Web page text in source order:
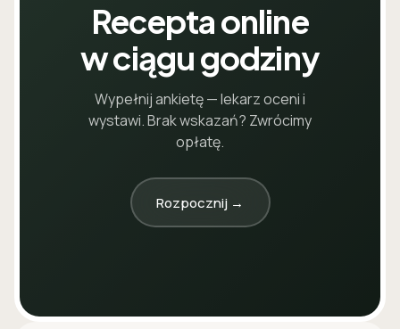
Recepta online
w ciągu godziny
Wypełnij ankietę — lekarz oceni i
wystawi. Brak wskazań? Zwrócimy
opłatę.
Rozpocznij →